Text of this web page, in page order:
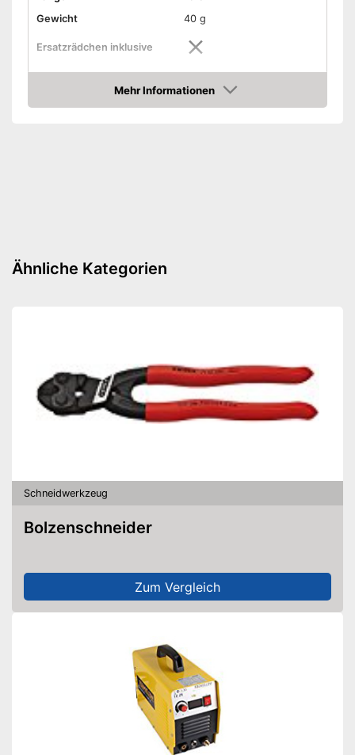
Gewicht
40 g
Ersatzrädchen inklusive
Nachfüllpipette nicht inklusive
Mehr Informationen
Amazon
Ähnliche Kategorien
Schneidwerkzeug
Bolzenschneider
Zum Vergleich